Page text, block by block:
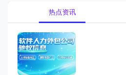
热点资讯